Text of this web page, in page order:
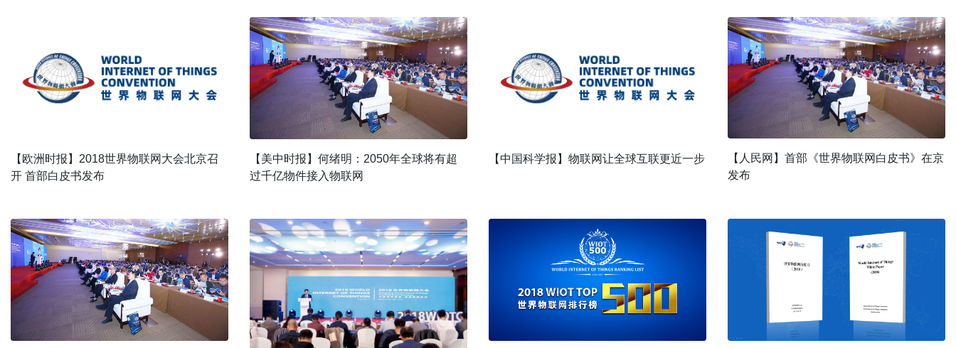
【欧洲时报】2018世界物联网大会北京召
开 首部白皮书发布
【美中时报】何绪明：2050年全球将有超
过千亿物件接入物联网
【中国科学报】物联网让全球互联更近一步
【人民网】首部《世界物联网白皮书》在京
发布